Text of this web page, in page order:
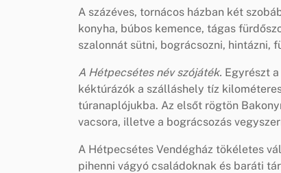
A százéves, tornácos házban két
konyha, búbos kemence, tágas
szalonnát sütni, bográcsozni, hintázni,
A Hétpecsétes név szójáték. Egyrészt
kéktúrázók a szálláshely tíz
túranaplójukba. Az elsőt rögtön
vacsora, illetve a bográcsozás
A Hétpecsétes Vendégház tökéletes
pihenni vágyó családoknak és baráti